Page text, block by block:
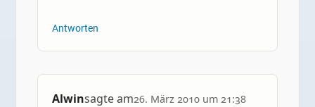
Antworten
Alwinsagte am26. März 2010 um 21:38